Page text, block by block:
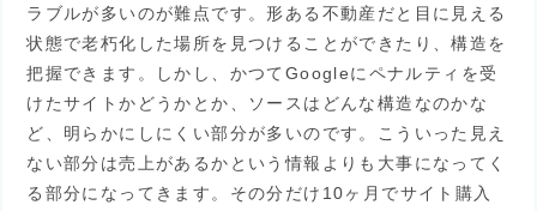
ラブルが多いのが難点です。形ある不動産だと目に見える
状態で老朽化した場所を見つけることができたり、構造を
把握できます。しかし、かつてGoogleにペナルティを受
けたサイトかどうかとか、ソースはどんな構造なのかな
ど、明らかにしにくい部分が多いのです。こういった見え
ない部分は売上があるかという情報よりも大事になってく
る部分になってきます。その分だけ10ヶ月でサイト購入